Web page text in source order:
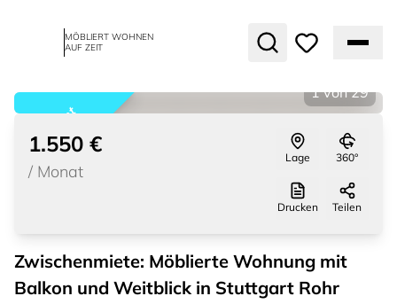
MÖBLIERT WOHNEN
AUF ZEIT
vermietet
1 von 29
1.550 €
/ Monat
Lage 360°
Drucken Teilen
Zwischenmiete: Möblierte Wohnung mit
Balkon und Weitblick in Stuttgart Rohr